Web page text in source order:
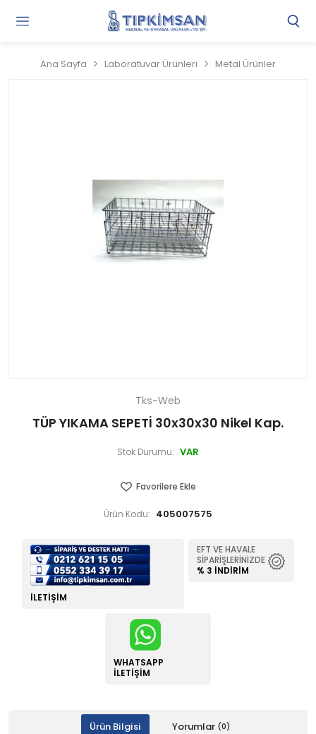
Ana Sayfa Laboratuvar Ürünleri Metal Ürünler
Tks-Web
TÜP YIKAMA SEPETİ 30x30x30 Nikel Kap.
Stok Durumu: VAR
Favorilere Ekle
Ürün Kodu: 405007575
İLETIŞIM
EFT VE HAVALE
SIPARIŞLERINIZDE
% 3 İNDIRIM
WHATSAPP
İLETIŞIM
Ürün Bilgisi Yorumlar (0)